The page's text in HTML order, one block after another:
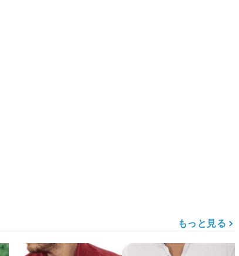
もっと見る